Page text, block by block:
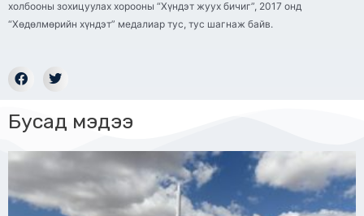
холбооны зохицуулах хорооны “Хүндэт жуух бичиг”, 2017 онд
“Хөдөлмөрийн хүндэт” медалиар тус, тус шагнаж байв.
Бусад мэдээ